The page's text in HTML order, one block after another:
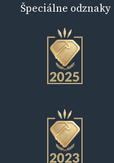
Špeciálne odznaky